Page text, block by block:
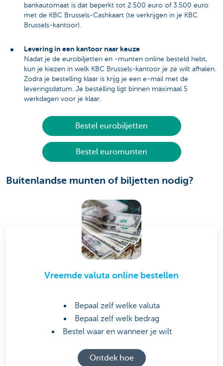
bankautomaat is dat beperkt tot 2.500 euro of 3.500 euro
met de KBC Brussels-Cashkaart (te verkrijgen in je KBC
Brussels-kantoor).
Levering in een kantoor naar keuze
Nadat je de eurobiljetten en -munten online besteld hebt,
kun je kiezen in welk KBC Brussels-kantoor je ze wilt afhalen.
Zodra je bestelling klaar is krijg je een e-mail met de
leveringsdatum. Je bestelling ligt binnen maximaal 5
werkdagen voor je klaar.
Bestel eurobiljetten
Bestel euromunten
Buitenlandse munten of biljetten nodig?
Vreemde valuta online bestellen
Bepaal zelf welke valuta
Bepaal zelf welk bedrag
Bestel waar en wanneer je wilt
Ontdek hoe